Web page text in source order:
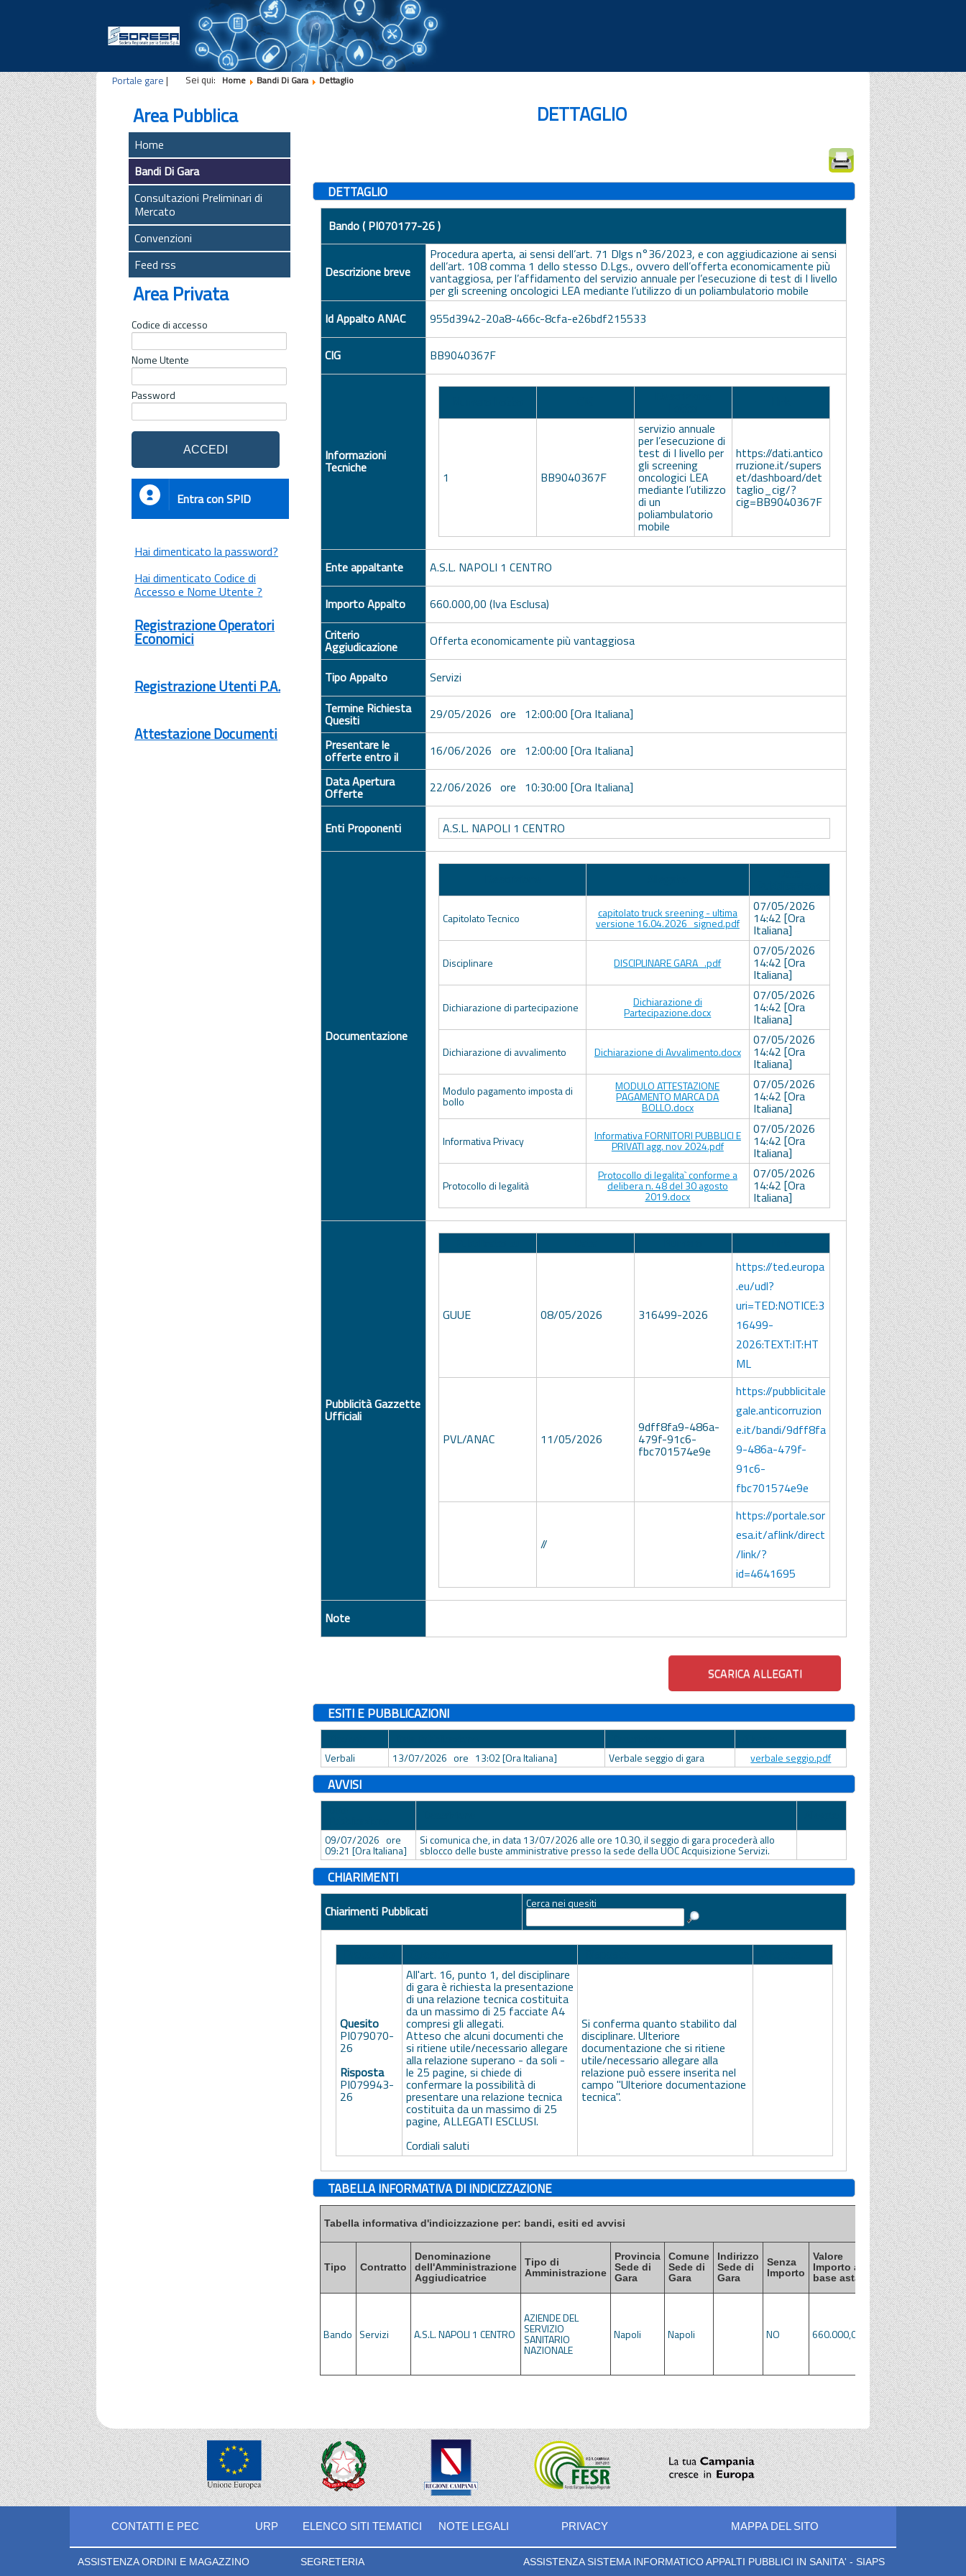
Portale gare | Sei qui: Home Bandi Di Gara Dettaglio
Area Pubblica
Home
Bandi Di Gara
Consultazioni Preliminari di
Mercato
Convenzioni
Feed rss
Area Privata
Codice di accesso
Nome Utente
Password
Entra con SPID
Hai dimenticato la password?
Hai dimenticato Codice di
Accesso e Nome Utente ?
Registrazione Operatori
Economici
Registrazione Utenti P.A.
Attestazione Documenti
DETTAGLIO
DETTAGLIO
Bando ( PI070177-26 )
Descrizione breve
Procedura aperta, ai sensi dell’art. 71 Dlgs n°36/2023, e con aggiudicazione ai sensi
dell’art. 108 comma 1 dello stesso D.Lgs., ovvero dell’offerta economicamente più
vantaggiosa, per l’affidamento del servizio annuale per l’esecuzione di test di I livello
per gli screening oncologici LEA mediante l’utilizzo di un poliambulatorio mobile
Id Appalto ANAC
955d3942-20a8-466c-8cfa-e26bdf215533
CIG BB9040367F
Informazioni
Tecniche
1 BB9040367F
servizio annuale
per l’esecuzione di
test di I livello per
gli screening
oncologici LEA
mediante l’utilizzo
di un
poliambulatorio
mobile
https://dati.antico
rruzione.it/supers
et/dashboard/det
taglio_cig/?
cig=BB9040367F
Ente appaltante A.S.L. NAPOLI 1 CENTRO
Importo Appalto
660.000,00 (Iva Esclusa)
Criterio
Aggiudicazione Offerta economicamente più vantaggiosa
Tipo Appalto
Servizi
Termine Richiesta
Quesiti
29/05/2026 ore 12:00:00 [Ora Italiana]
Presentare le
offerte entro il
16/06/2026 ore 12:00:00 [Ora Italiana]
Data Apertura
Offerte 22/06/2026 ore 10:30:00 [Ora Italiana]
Enti Proponenti A.S.L. NAPOLI 1 CENTRO
Documentazione
Capitolato Tecnico capitolato truck sreening - ultima
versione 16.04.2026_signed.pdf
07/05/2026
14:42 [Ora
Italiana]
Disciplinare DISCIPLINARE GARA_.pdf
07/05/2026
14:42 [Ora
Italiana]
Dichiarazione di partecipazione Dichiarazione di
Partecipazione.docx
07/05/2026
14:42 [Ora
Italiana]
Dichiarazione di avvalimento Dichiarazione di Avvalimento.docx
07/05/2026
14:42 [Ora
Italiana]
Modulo pagamento imposta di
bollo
MODULO ATTESTAZIONE
PAGAMENTO MARCA DA
BOLLO.docx
07/05/2026
14:42 [Ora
Italiana]
Informativa Privacy Informativa FORNITORI PUBBLICI E
PRIVATI agg. nov 2024.pdf
07/05/2026
14:42 [Ora
Italiana]
Protocollo di legalità
Protocollo di legalita` conforme a
delibera n. 48 del 30 agosto
2019.docx
07/05/2026
14:42 [Ora
Italiana]
Pubblicità Gazzette
Ufficiali
GUUE 08/05/2026 316499-2026
https://ted.europa
.eu/udl?
uri=TED:NOTICE:3
16499-
2026:TEXT:IT:HT
ML
PVL/ANAC 11/05/2026
9dff8fa9-486a-
479f-91c6-
fbc701574e9e
https://pubblicitale
gale.anticorruzion
e.it/bandi/9dff8fa
9-486a-479f-
91c6-
fbc701574e9e
//
https://portale.sor
esa.it/aflink/direct
/link/?
id=4641695
Note
ESITI E PUBBLICAZIONI
Verbali
13/07/2026 ore 13:02 [Ora Italiana] Verbale seggio di gara verbale seggio.pdf
AVVISI
09/07/2026 ore
09:21 [Ora Italiana]
Si comunica che, in data 13/07/2026 alle ore 10.30, il seggio di gara procederà allo
sblocco delle buste amministrative presso la sede della UOC Acquisizione Servizi.
CHIARIMENTI
Chiarimenti Pubblicati Cerca nei quesiti
Quesito
PI079070-
26
Risposta
PI079943-
26
All'art. 16, punto 1, del disciplinare
di gara è richiesta la presentazione
di una relazione tecnica costituita
da un massimo di 25 facciate A4
compresi gli allegati.
Atteso che alcuni documenti che
si ritiene utile/necessario allegare
alla relazione superano - da soli -
le 25 pagine, si chiede di
confermare la possibilità di
presentare una relazione tecnica
costituita da un massimo di 25
pagine, ALLEGATI ESCLUSI.
Cordiali saluti
Si conferma quanto stabilito dal
disciplinare. Ulteriore
documentazione che si ritiene
utile/necessario allegare alla
relazione può essere inserita nel
campo "Ulteriore documentazione
tecnica".
TABELLA INFORMATIVA DI INDICIZZAZIONE
Tabella informativa d'indicizzazione per: bandi, esiti ed avvisi
Tipo Contratto
Denominazione
dell'Amministrazione
Aggiudicatrice
Tipo di
Amministrazione
Provincia
Sede di
Gara
Comune
Sede di
Gara
Indirizzo
Sede di
Gara
Senza
Importo
Valore
Importo a
base asta
Valore Importo
di
aggiudicazione
Bando Servizi A.S.L. NAPOLI 1 CENTRO
AZIENDE DEL
SERVIZIO
SANITARIO
NAZIONALE
Napoli Napoli NO 660.000,00
CONTATTI E PEC URP ELENCO SITI TEMATICI NOTE LEGALI PRIVACY MAPPA DEL SITO
ASSISTENZA ORDINI E MAGAZZINO
SEGRETERIA
ASSISTENZA SISTEMA INFORMATICO APPALTI PUBBLICI IN SANITA' - SIAPS